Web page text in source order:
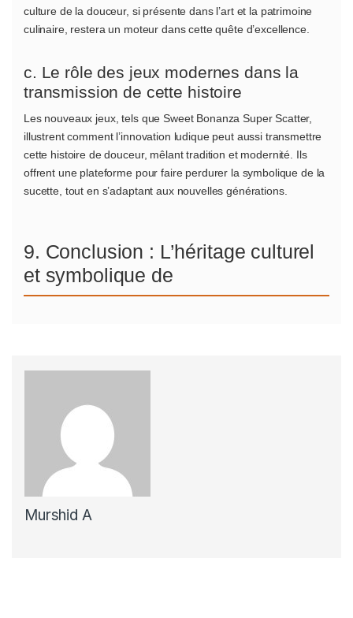
culture de la douceur, si présente dans l’art et la patrimoine
culinaire, restera un moteur dans cette quête d’excellence.
c. Le rôle des jeux modernes dans la
transmission de cette histoire
Les nouveaux jeux, tels que Sweet Bonanza Super Scatter,
illustrent comment l’innovation ludique peut aussi transmettre
cette histoire de douceur, mêlant tradition et modernité. Ils
offrent une plateforme pour faire perdurer la symbolique de la
sucette, tout en s’adaptant aux nouvelles générations.
9. Conclusion : L’héritage culturel
et symbolique de
Murshid A